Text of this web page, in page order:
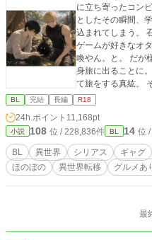
に立ち寄ったコン
としたその瞬間、
込まれてしまう。
ゲームが好きなオ
喚やん。と。 だが
身旅に出ることに
て旅をする真紘。
ロイドが付けられ
行することになるが？ 年下イケメン冒険者（騎士）×
感平凡男性 どちらもノ
の出会いだったり
長くなりますが、
レになりそうです
頂けましたら幸い
程度は予告なく入れま
りましたら、優し
BL 完結 長編 R18
24h.ポイント 11,168pt
小説 108 位 / 228,836件 BL 14 位
BL 異世界 シリアス ギャグ
ほのぼの
異世界転移 グルメあ
最